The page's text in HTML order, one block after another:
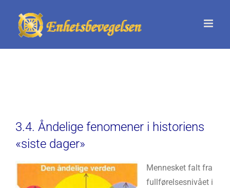
content
3.4. Åndelige fenomener i historiens
«siste dager»
Mennesket falt fra
fullførelsesnivået i